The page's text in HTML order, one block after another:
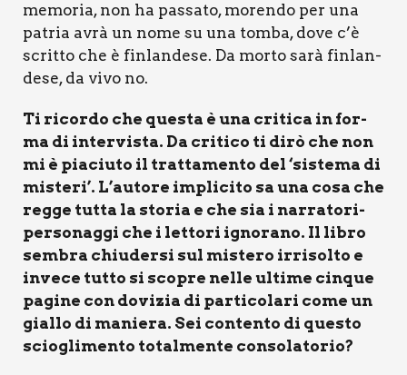
memo­ria, non ha pas­sa­to, moren­do per una
patria avrà un nome su una tom­ba, dove c’è
scrit­to che è fin­lan­de­se. Da mor­to sarà fin­lan­
de­se, da vivo no.
Ti ricor­do che que­sta è una cri­ti­ca in for­
ma di inter­vi­sta. Da cri­ti­co ti dirò che non
mi è pia­ciu­to il trat­ta­men­to del ‘siste­ma di
miste­ri’. L’autore impli­ci­to sa una cosa che
reg­ge tut­ta la sto­ria e che sia i nar­ra­to­ri-
per­so­nag­gi che i let­to­ri igno­ra­no. Il libro
sem­bra chiu­der­si sul miste­ro irri­sol­to e
inve­ce tut­to si sco­pre nel­le ulti­me cin­que
pagi­ne con dovi­zia di par­ti­co­la­ri come un
gial­lo di manie­ra. Sei con­ten­to di que­sto
scio­gli­men­to total­men­te con­so­la­to­rio?